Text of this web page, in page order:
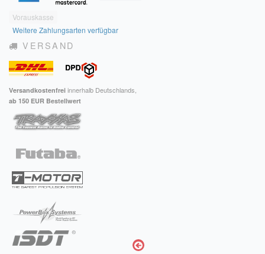
Vorauskasse
Weitere Zahlungsarten verfügbar
VERSAND
Versandkostenfrei innerhalb Deutschlands,
ab 150 EUR Bestellwert